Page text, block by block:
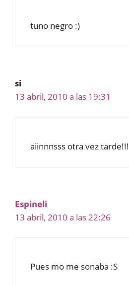
tuno negro :)
si
13 abril, 2010 a las 19:31
aiinnnsss otra vez tarde!!!
Espineli
13 abril, 2010 a las 22:26
Pues mo me sonaba :S